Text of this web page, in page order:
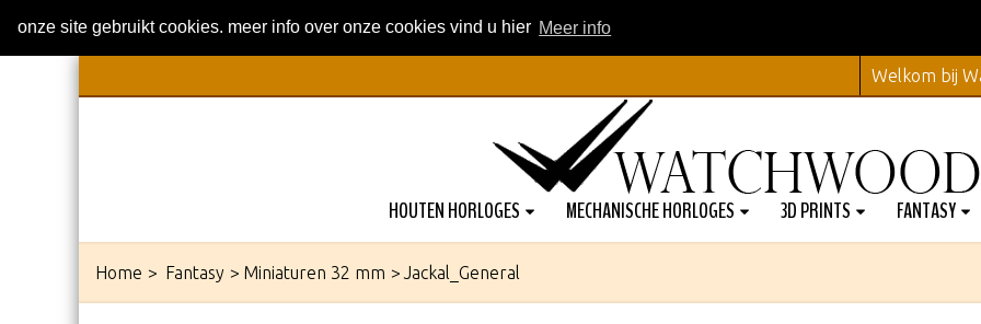
onze site gebruikt cookies. meer info over onze cookies vind u hier Meer info
Welkom bij
HOUTEN HORLOGES MECHANISCHE HORLOGES 3D PRINTS FANTASY
Home > Fantasy > Miniaturen 32 mm > Jackal_General